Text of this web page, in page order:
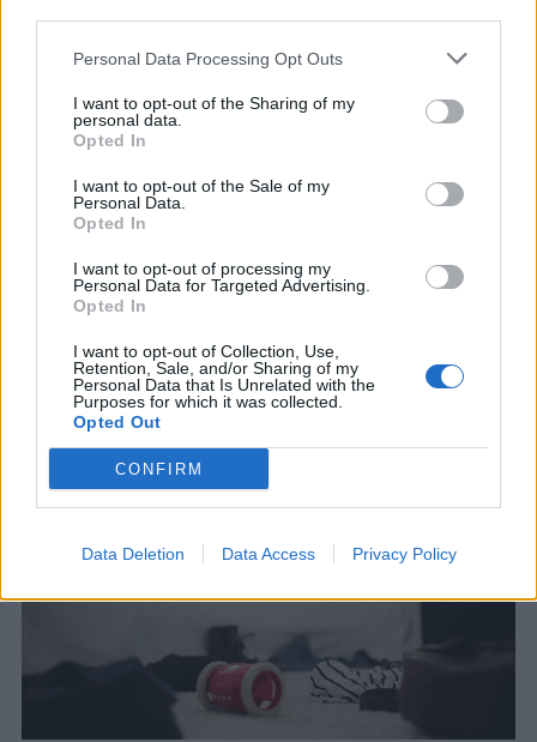
Personal Data Processing Opt Outs
I want to opt-out of the Sharing of my
personal data.
Opted In
I want to opt-out of the Sale of my
Personal Data.
Opted In
I want to opt-out of processing my
Personal Data for Targeted Advertising.
Opted In
I want to opt-out of Collection, Use,
Retention, Sale, and/or Sharing of my
Personal Data that Is Unrelated with the
Purposes for which it was collected.
Opted Out
CONFIRM
Data Deletion Data Access Privacy Policy